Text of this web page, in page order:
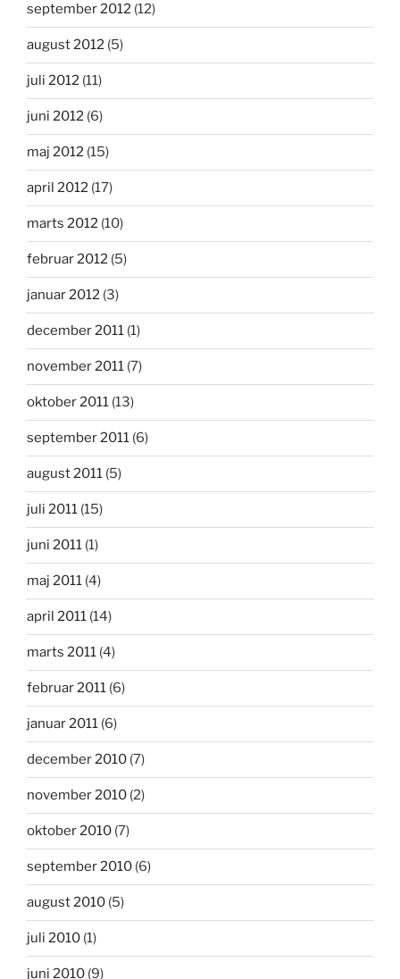
september 2012 (12)
august 2012 (5)
juli 2012 (11)
juni 2012 (6)
maj 2012 (15)
april 2012 (17)
marts 2012 (10)
februar 2012 (5)
januar 2012 (3)
december 2011 (1)
november 2011 (7)
oktober 2011 (13)
september 2011 (6)
august 2011 (5)
juli 2011 (15)
juni 2011 (1)
maj 2011 (4)
april 2011 (14)
marts 2011 (4)
februar 2011 (6)
januar 2011 (6)
december 2010 (7)
november 2010 (2)
oktober 2010 (7)
september 2010 (6)
august 2010 (5)
juli 2010 (1)
juni 2010 (9)